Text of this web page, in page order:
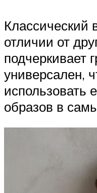
Классический
отличии от
подчеркивает
универсален,
использовать
образов в